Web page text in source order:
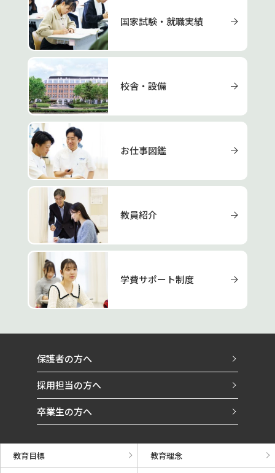
国家試験・就職実績
校舎・設備
お仕事図鑑
教員紹介
学費サポート制度
保護者の方へ
採用担当の方へ
卒業生の方へ
教育目標 教育理念